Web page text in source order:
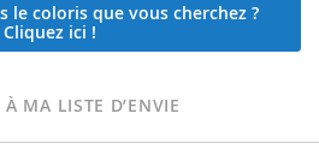
le coloris que vous cherchez ?
Cliquez ici !
À MA LISTE D’ENVIE